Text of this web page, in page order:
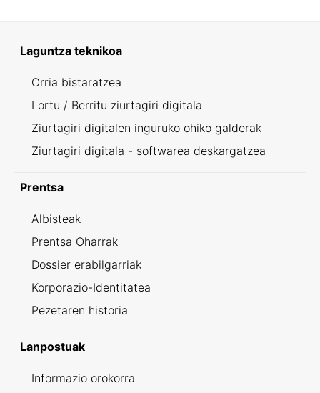
Laguntza teknikoa
Orria bistaratzea
Lortu / Berritu ziurtagiri digitala
Ziurtagiri digitalen inguruko ohiko galderak
Ziurtagiri digitala - softwarea deskargatzea
Prentsa
Albisteak
Prentsa Oharrak
Dossier erabilgarriak
Korporazio-Identitatea
Pezetaren historia
Lanpostuak
Informazio orokorra